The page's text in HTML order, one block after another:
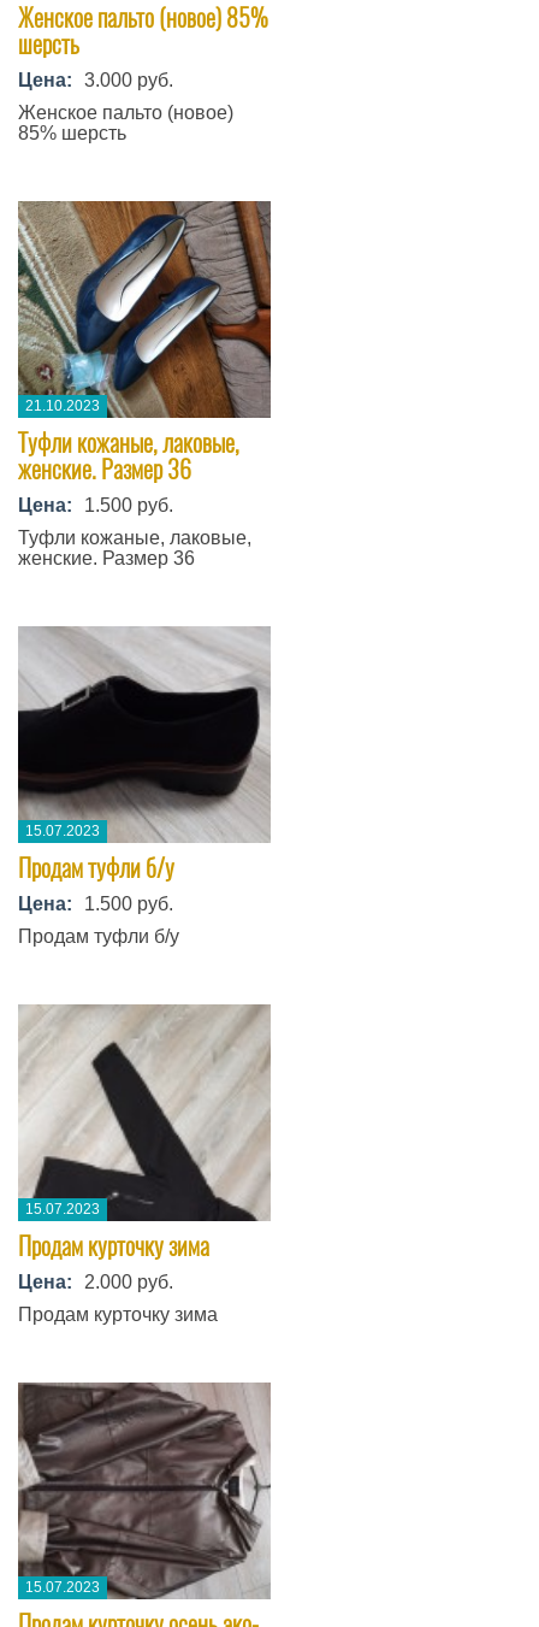
Женское пальто (новое) 85%
шерсть
Цена:
3.000 руб.
Женское пальто (новое)
85% шерсть
21.10.2023
​Туфли кожаные, лаковые,
женские. Размер 36
Цена:
1.500 руб.
​Туфли кожаные, лаковые,
женские. Размер 36
15.07.2023
Продам туфли б/у
Цена:
1.500 руб.
Продам туфли б/у
15.07.2023
Продам курточку зима
Цена:
2.000 руб.
Продам курточку зима
15.07.2023